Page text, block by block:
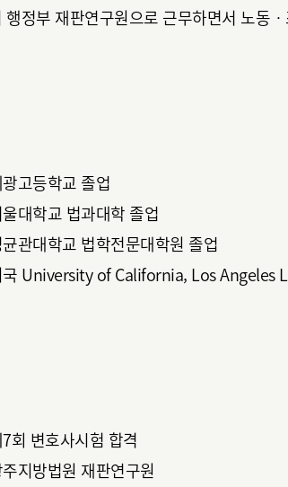
정부 재판연구원으로 근무하면서 노동
고등학교 졸업
대학교 법과대학 졸업
관대학교 법학전문대학원 졸업
국 University of California, Los Angeles
회 변호사시험 합격
지방법원 재판연구원